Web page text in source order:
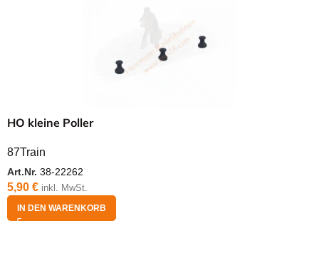
HO kleine Poller
87Train
Art.Nr. 38-22262
5,90 € inkl. MwSt.
IN DEN WARENKORB